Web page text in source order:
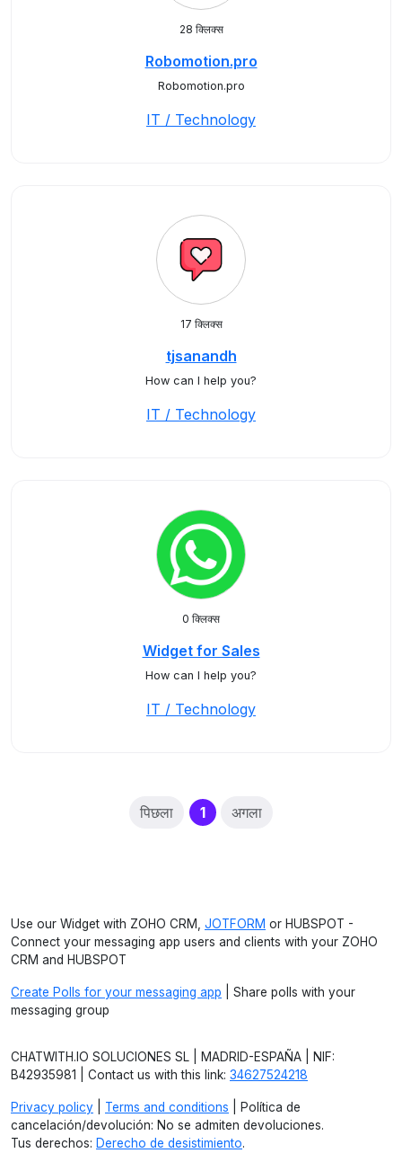
28 क्लिक्स
Robomotion.pro
Robomotion.pro
IT / Technology
17 क्लिक्स
tjsanandh
How can I help you?
IT / Technology
0 क्लिक्स
Widget for Sales
How can I help you?
IT / Technology
पिछला 1(current)
अगला
Use our Widget with ZOHO CRM, JOTFORM or HUBSPOT -
Connect your messaging app users and clients with your ZOHO
CRM and HUBSPOT
Create Polls for your messaging app | Share polls with your
messaging group
CHATWITH.IO SOLUCIONES SL | MADRID-ESPAÑA | NIF:
B42935981 | Contact us with this link: 34627524218
Privacy policy Terms and conditions | Política de
cancelación/devolución: No se admiten devoluciones.
Tus derechos: Derecho de desistimiento.